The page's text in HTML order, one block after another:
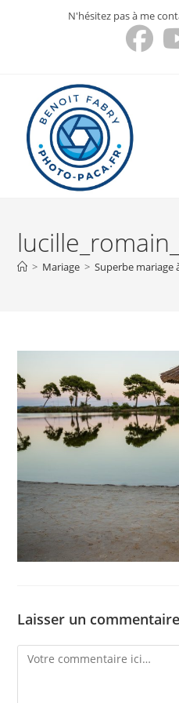
N'hésitez pas à me
> Mariage > Superbe mariage
Laisser un commentaire
Comment